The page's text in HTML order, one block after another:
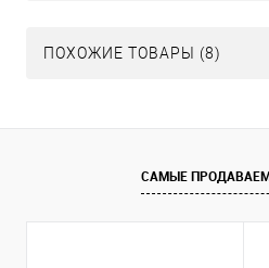
ПОХОЖИЕ ТОВАРЫ (8)
САМЫЕ